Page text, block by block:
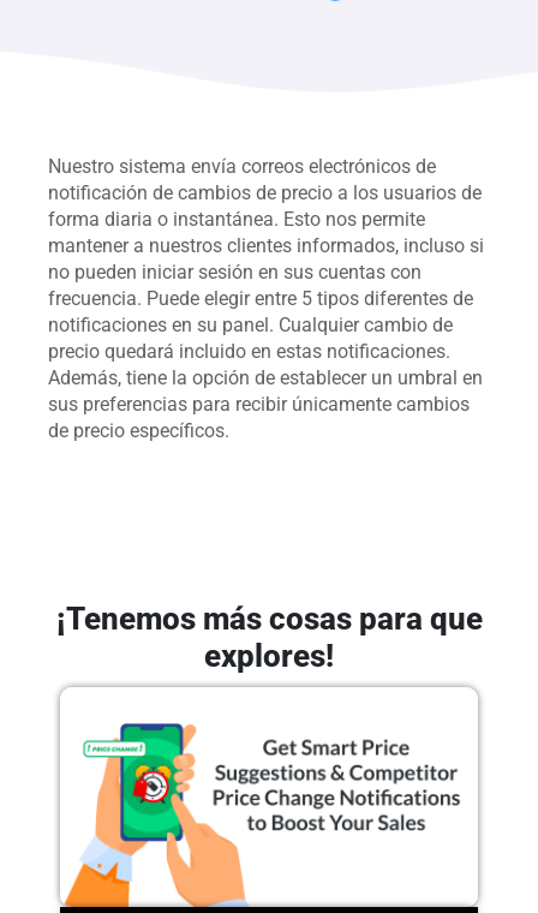
Nuestro sistema envía correos electrónicos de
notificación de cambios de precio a los usuarios de
forma diaria o instantánea. Esto nos permite
mantener a nuestros clientes informados, incluso si
no pueden iniciar sesión en sus cuentas con
frecuencia. Puede elegir entre 5 tipos diferentes de
notificaciones en su panel. Cualquier cambio de
precio quedará incluido en estas notificaciones.
Además, tiene la opción de establecer un umbral en
sus preferencias para recibir únicamente cambios
de precio específicos.
¡Tenemos más cosas para que
explores!